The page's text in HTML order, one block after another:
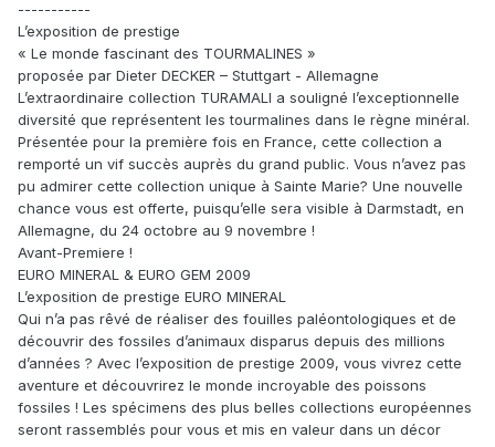
-----------
L’exposition de prestige
« Le monde fascinant des TOURMALINES »
proposée par Dieter DECKER – Stuttgart - Allemagne
L’extraordinaire collection TURAMALI a souligné l’exceptionnelle
diversité que représentent les tourmalines dans le règne minéral.
Présentée pour la première fois en France, cette collection a
remporté un vif succès auprès du grand public. Vous n’avez pas
pu admirer cette collection unique à Sainte Marie? Une nouvelle
chance vous est offerte, puisqu’elle sera visible à Darmstadt, en
Allemagne, du 24 octobre au 9 novembre !
Avant-Premiere !
EURO MINERAL & EURO GEM 2009
L’exposition de prestige EURO MINERAL
Qui n’a pas rêvé de réaliser des fouilles paléontologiques et de
découvrir des fossiles d’animaux disparus depuis des millions
d’années ? Avec l’exposition de prestige 2009, vous vivrez cette
aventure et découvrirez le monde incroyable des poissons
fossiles ! Les spécimens des plus belles collections européennes
seront rassemblés pour vous et mis en valeur dans un décor